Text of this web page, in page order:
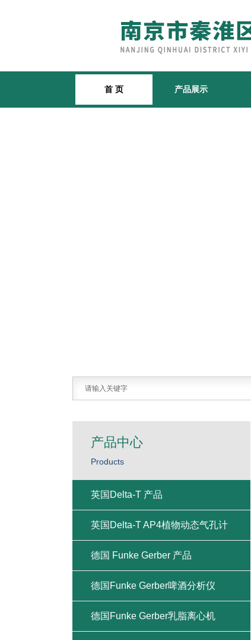
首 页 产品展示
产品中心
Products
英国Delta-T 产品
英国Delta-T AP4植物动态气孔计
德国 Funke Gerber 产品
德国Funke Gerber啤酒分析仪
德国Funke Gerber乳脂离心机